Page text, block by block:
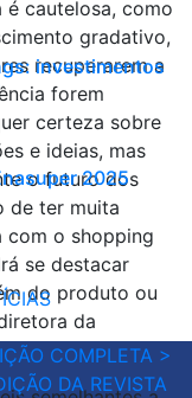
investimentos
2025
COMPLETA >
DA REVISTA